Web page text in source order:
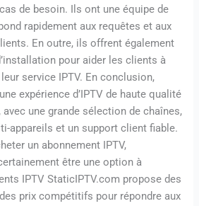
de besoin. Ils ont une équipe de
rapidement aux requêtes et aux
En outre, ils offrent également
pour aider les clients à
service IPTV. En conclusion,
expérience d’IPTV de haute qualité
une grande sélection de chaînes,
appareils et un support client fiable.
un abonnement IPTV,
être une option à
IPTV StaticIPTV.com propose des
prix compétitifs pour répondre aux